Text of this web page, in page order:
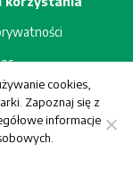
zastrzeżone.
cookies,
Zapoznaj się z
informacje